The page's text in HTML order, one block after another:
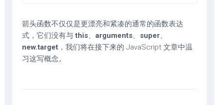
箭头函数不仅仅是更漂亮和紧凑的通常的函数表达
式，它们没有与this、 arguments、 super、
new.target ，我们将在接下来的 JavaScript 文章中温
习这写概念。